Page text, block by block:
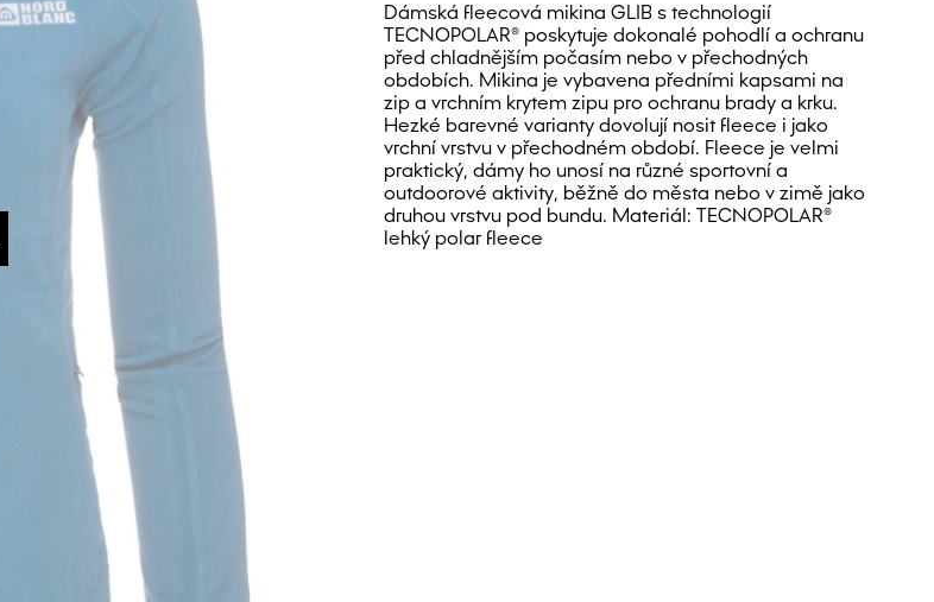
Dámská fleecová mikina GLIB s technologií
TECNOPOLAR® poskytuje dokonalé pohodlí a ochranu
před chladnějším počasím nebo v přechodných
obdobích. Mikina je vybavena předními kapsami na
zip a vrchním krytem zipu pro ochranu brady a krku.
Hezké barevné varianty dovolují nosit fleece i jako
vrchní vrstvu v přechodném období. Fleece je velmi
praktický, dámy ho unosí na různé sportovní a
outdoorové aktivity, běžně do města nebo v zimě jako
druhou vrstvu pod bundu. Materiál: TECNOPOLAR®
lehký polar fleece